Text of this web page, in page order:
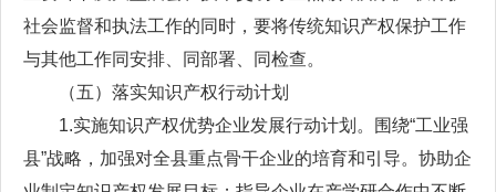
社会监督和执法工作的同时，要将传统知识产权保护工作
与其他工作同安排、同部署、同检查。
（五）落实知识产权行动计划
1.实施知识产权优势企业发展行动计划。围绕“工业强
县”战略，加强对全县重点骨干企业的培育和引导。协助企